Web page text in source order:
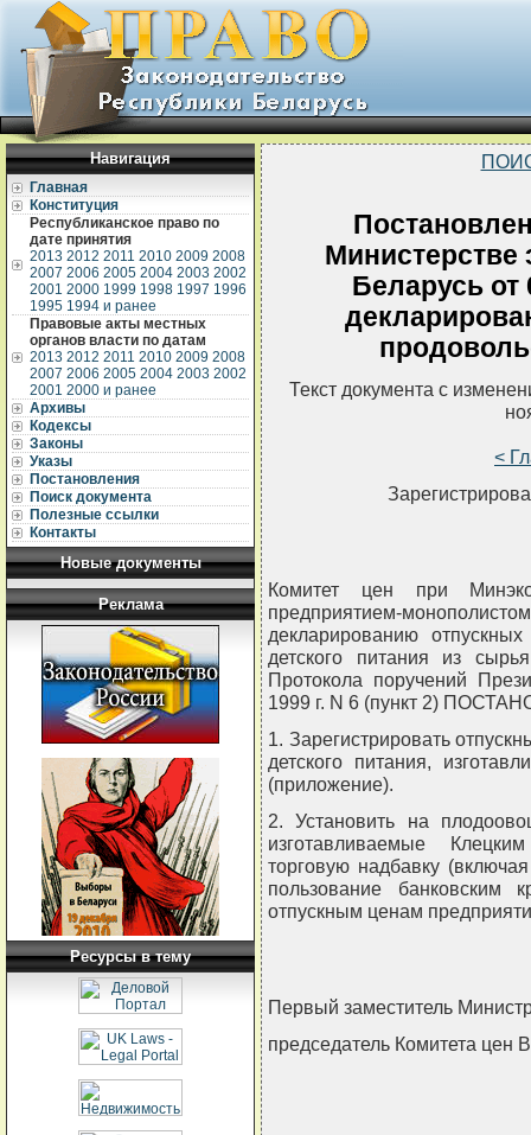
Навигация
Главная
Конституция
Республиканское право по
дате принятия
2013 2012 2011 2010 2009 2008
2007 2006 2005 2004 2003 2002
2001 2000 1999 1998 1997 1996
1995 1994 и ранее
Правовые акты местных
органов власти по датам
2013 2012 2011 2010 2009 2008
2007 2006 2005 2004 2003 2002
2001 2000 и ранее
Архивы
Кодексы
Законы
Указы
Постановления
Поиск документа
Полезные ссылки
Контакты
Новые документы
Реклама
Ресурсы в тему
Министерстве
Беларусь
Текст документа с
<
Комитет цен при
предприятием-
декларированию
детского питания из
Протокола поручений
1999 г. N 6 (пункт 2)
1. Зарегистрировать
детского питания,
(приложение).
2. Установить на
изготавливаемые
торговую надбавку
пользование
отпускным ценам
Первый заместитель
председатель Комитета